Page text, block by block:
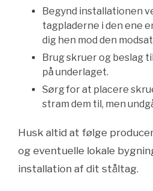
Begynd installationen
tagpladerne i den ene
dig hen mod den
Brug skruer og beslag
på underlaget.
Sørg for at placere
stram dem til, men
Husk altid at følge
og eventuelle lokale
installation af dit ståltag.